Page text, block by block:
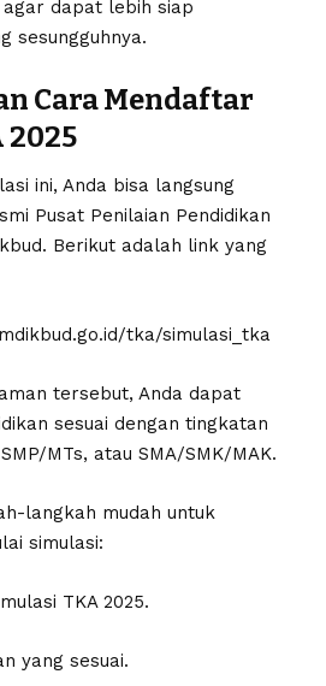
dapat lebih siap
sesungguhnya.
Cara Mendaftar
2025
ini, Anda bisa langsung
Pusat Penilaian Pendidikan
Berikut adalah link yang
tka/simulasi_tka
tersebut, Anda dapat
sesuai dengan tingkatan
MTs, atau SMA/SMK/MAK.
langkah mudah untuk
simulasi:
TKA 2025.
yang sesuai.